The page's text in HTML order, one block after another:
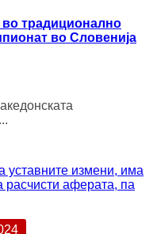
во традиционално
во Словенија